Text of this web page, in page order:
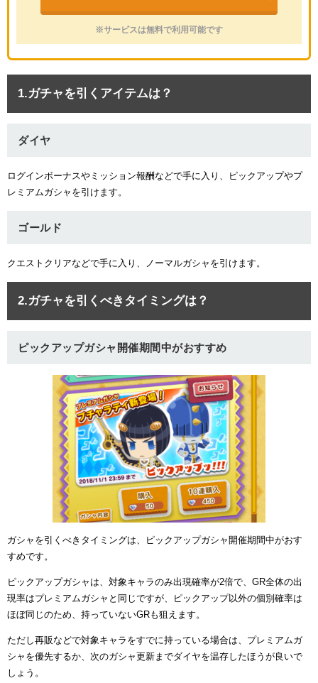
ュー
※サービスは無料で利用可能です
1.ガチャを引くアイテムは？
ダイヤ
ログインボーナスやミッション報酬などで手に入り、ピックアップやプ
レミアムガシャを引けます。
ゴールド
クエストクリアなどで手に入り、ノーマルガシャを引けます。
2.ガチャを引くべきタイミングは？
ピックアップガシャ開催期間中がおすすめ
ガシャを引くべきタイミングは、ピックアップガシャ開催期間中がおす
すめです。
ピックアップガシャは、対象キャラのみ出現確率が2倍で、GR全体の出
現率はプレミアムガシャと同じですが、ピックアップ以外の個別確率は
ほぼ同じのため、持っていないGRも狙えます。
ただし再販などで対象キャラをすでに持っている場合は、プレミアムガ
シャを優先するか、次のガシャ更新までダイヤを温存したほうが良いで
しょう。